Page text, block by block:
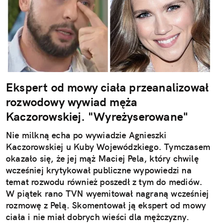
Ekspert od mowy ciała przeanalizował
rozwodowy wywiad męża
Kaczorowskiej. "Wyreżyserowane"
Nie milkną echa po wywiadzie Agnieszki
Kaczorowskiej u Kuby Wojewódzkiego. Tymczasem
okazało się, że jej mąż Maciej Pela, który chwilę
wcześniej krytykował publiczne wypowiedzi na
temat rozwodu również poszedł z tym do mediów.
W piątek rano TVN wyemitował nagraną wcześniej
rozmowę z Pelą. Skomentował ją ekspert od mowy
ciała i nie miał dobrych wieści dla mężczyzny.